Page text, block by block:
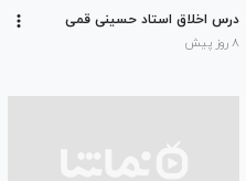
درس اخلاق استاد حسینی قمی
۸ روز پیش